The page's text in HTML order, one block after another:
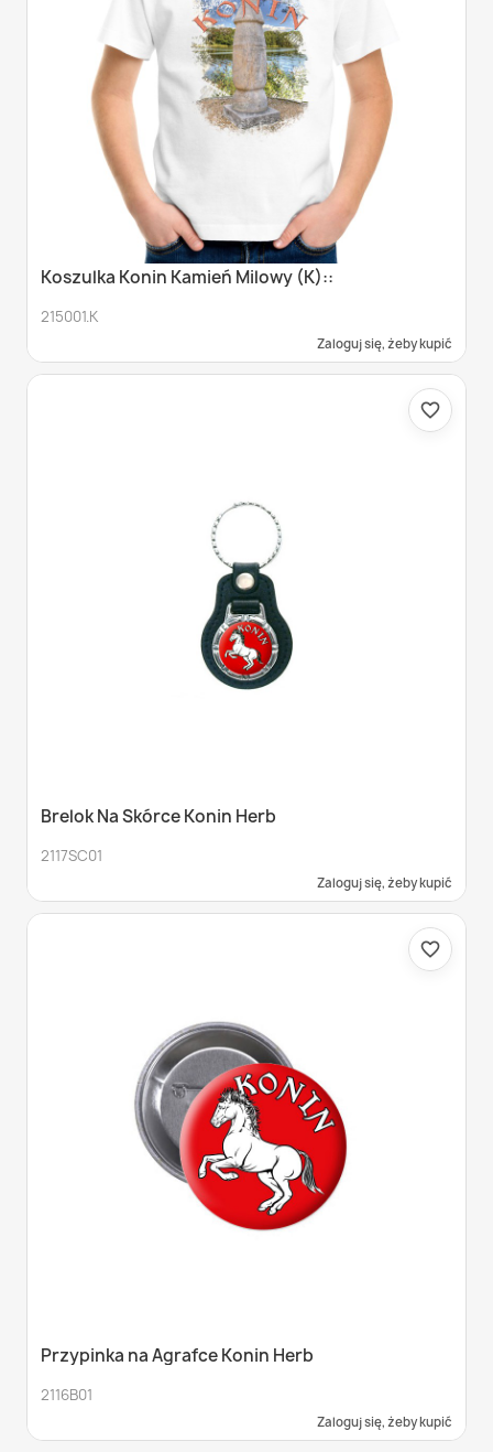
Koszulka Konin Kamień Milowy (K)::
215001.K
Zaloguj się, żeby kupić
Brelok Na Skórce Konin Herb
2117SC01
Zaloguj się, żeby kupić
favorite_border
Przypinka na Agrafce Konin Herb
2116B01
Zaloguj się, żeby kupić
favorite_border